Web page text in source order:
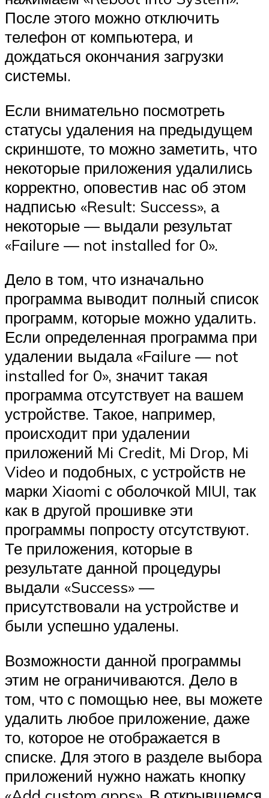
После этого можно отключить
телефон от компьютера, и
дождаться окончания загрузки
системы.
Если внимательно посмотреть
статусы удаления на предыдущем
скриншоте, то можно заметить, что
некоторые приложения удалились
корректно, оповестив нас об этом
надписью «Result: Success», а
некоторые — выдали результат
«Failure — not installed for 0».
Дело в том, что изначально
программа выводит полный список
программ, которые можно удалить.
Если определенная программа при
удалении выдала «Failure — not
installed for 0», значит такая
программа отсутствует на вашем
устройстве. Такое, например,
происходит при удалении
приложений Mi Credit, Mi Drop, Mi
Video и подобных, с устройств не
марки Xiaomi с оболочкой MIUI, так
как в другой прошивке эти
программы попросту отсутствуют.
Те приложения, которые в
результате данной процедуры
выдали «Success» —
присутствовали на устройстве и
были успешно удалены.
Возможности данной программы
этим не ограничиваются. Дело в
том, что с помощью нее, вы можете
удалить любое приложение, даже
то, которое не отображается в
списке. Для этого в разделе выбора
приложений нужно нажать кнопку